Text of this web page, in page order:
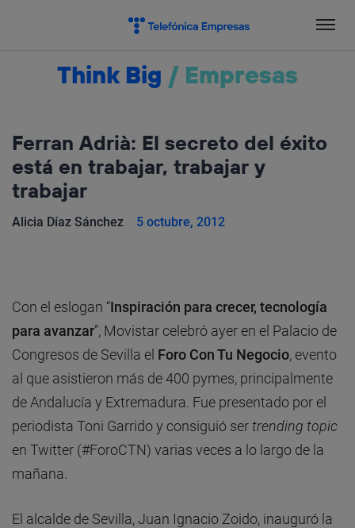
Think Big / Empresas
Ferran Adrià: El secreto del éxito
está en trabajar, trabajar y
trabajar
Alicia Díaz Sánchez 5 octubre, 2012
Con el eslogan “Inspiración para crecer, tecnología
para avanzar”, Movistar celebró ayer en el Palacio de
Congresos de Sevilla el Foro Con Tu Negocio, evento
al que asistieron más de 400 pymes, principalmente
de Andalucía y Extremadura. Fue presentado por el
periodista Toni Garrido y consiguió ser trending topic
en Twitter (#ForoCTN) varias veces a lo largo de la
mañana.
El alcalde de Sevilla, Juan Ignacio Zoido, inauguró la